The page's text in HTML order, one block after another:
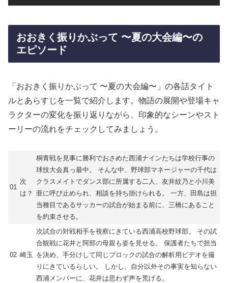
おおきく振りかぶって 〜夏の大会編〜の
エピソード
「おおきく振りかぶって 〜夏の大会編〜」の各話タイト
ルとあらすじを一覧で紹介します。物語の展開や登場キャ
ラクターの変化を振り返りながら、印象的なシーンやスト
ーリーの流れをチェックしてみましょう。
01
次
は？
桐青戦を見事に勝利でおさめた西浦ナインたちは学校行事の
球技大会真っ最中。 そんな中、野球部マネージャーの千代は
クラスメイトでダンス部に所属する二人、友井紋乃と小川美
亜に呼び止められ、相談を持ち掛けられる。 一方、田島は担
当種目であるサッカーの試合が始まる前に、三橋にあること
を約束させる。
02 崎玉
次試合の対戦相手を視察にきている西浦高校野球部。 その試
合観戦に花井と阿部の母親も姿を見せる。 保護者たちで担当
を決め、手分けして同じブロックの試合の解析用ビデオを撮
りにきているらしい。 しかし、自分以外その事実を知らない
西浦メンバーに、花井は思わず声を荒げる。